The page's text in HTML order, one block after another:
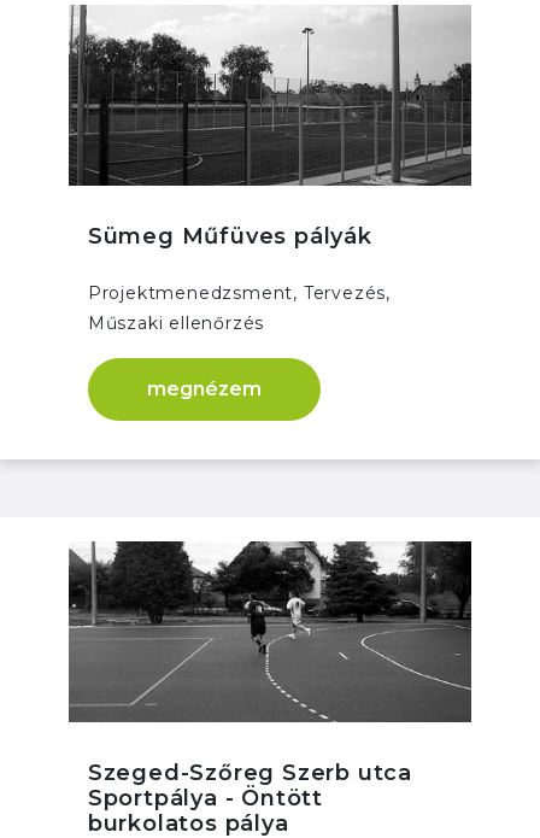
Sümeg Műfüves pályák
Projektmenedzsment, Tervezés,
Műszaki ellenőrzés
megnézem
Szeged-Szőreg Szerb utca
Sportpálya - Öntött
burkolatos pálya